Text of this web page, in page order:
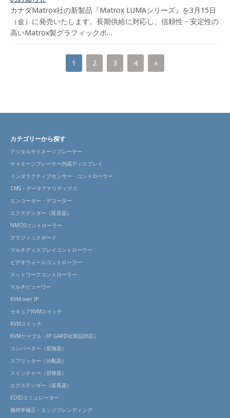
カナダMatrox社の新製品『Matrox LUMAシリーズ』を3月15日
（金）に発売いたします。長期供給に対応し、信頼性・安定性の
高いMatrox製グラフィックボ…
1 2 3 4 »
カテゴリーから探す
デジタルサイネージプレーヤー
サイネージプレーヤー内蔵ディスプレイ
インタラクティブセンサー・コントローラー
CMS・データアナリティクス
エンコーダー・デコーダー
エクステンダー（延長器）
NMOSコントローラー
グラフィックボード
マルチディスプレイコントローラー
ビデオウォールコントローラー
ネットワークコントローラー
マルチビューワー
KVM over IP
セキュアKVMスイッチ
KVMスイッチ
KVMケーブル（IP GARD社製品対応）
コンバーター（変換器）
スプリッター（分配器）
スイッチャー（切替器）
エクステンダー（延長器）
EDIDエミュレーター
幾何学補正・エッジブレンディング